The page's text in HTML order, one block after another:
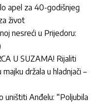
apel za 40-godišnjeg
život
nesreći u Prijedoru:
U SUZAMA! Rijaliti
držala u hladnjači –
uništiti Anđelu: “Poljubila